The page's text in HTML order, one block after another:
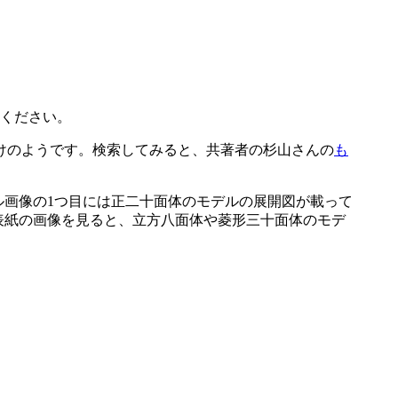
ださい。
ようです。検索してみると、共著者の杉山さんのも
像の1つ目には正二十面体のモデルの展開図が載って
の画像を見ると、立方八面体や菱形三十面体のモデ